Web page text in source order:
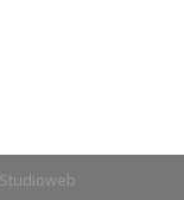
Studioweb